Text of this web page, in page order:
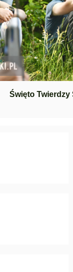
Święto